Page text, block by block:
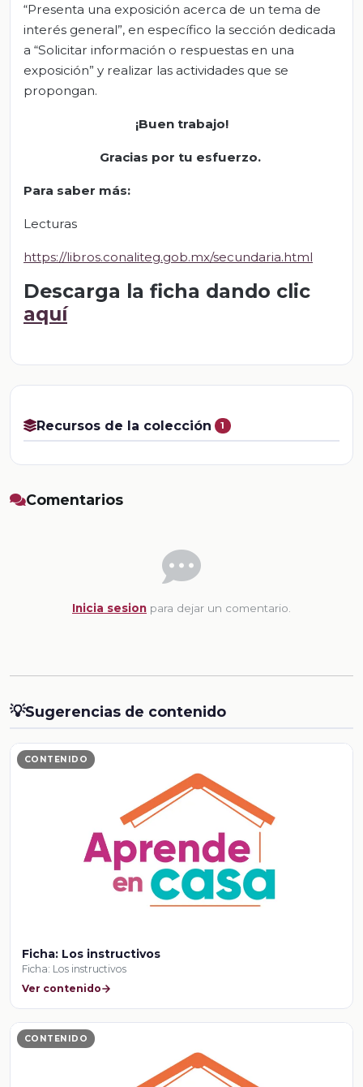
“Presenta una exposición acerca de un tema de
interés general”, en específico la sección dedicada
a “Solicitar información o respuestas en una
exposición” y realizar las actividades que se
propongan.
¡Buen trabajo!
Gracias por tu esfuerzo.
Para saber más:
Lecturas
https://libros.conaliteg.gob.mx/secundaria.html
Descarga la ficha dando clic
aquí
Recursos de la colección 1
Comentarios
Inicia sesion para dejar un comentario.
💡Sugerencias de contenido
CONTENIDO
Ficha: Los instructivos
Ficha: Los instructivos
Ver contenido
CONTENIDO